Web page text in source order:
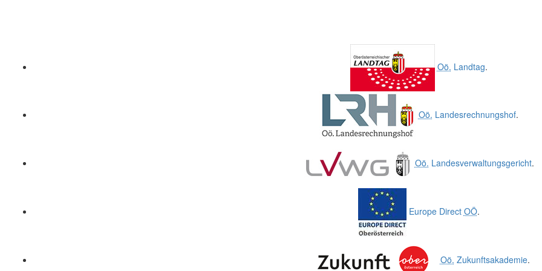
Oö. Landtag.
Oö. Landesrechnungshof.
Oö. Landesverwaltungsgericht.
Europe Direct OÖ.
Oö. Zukunftsakademie.